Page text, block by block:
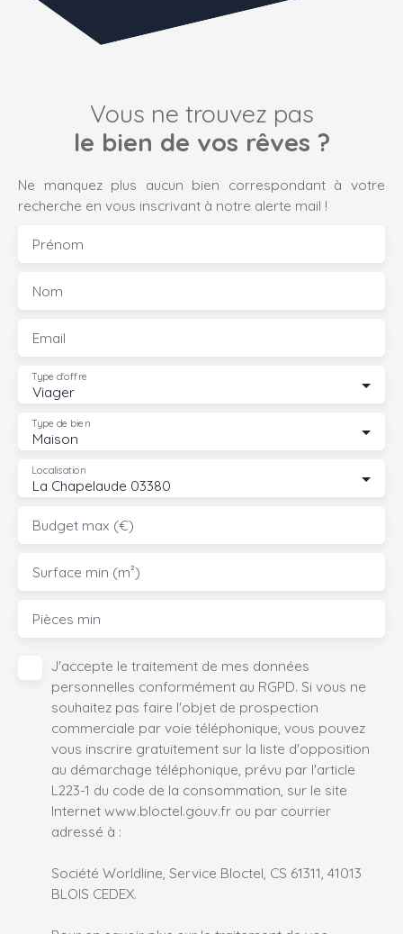
Vous ne trouvez pas
le bien de vos rêves ?
Ne manquez plus aucun bien correspondant à votre
recherche en vous inscrivant à notre alerte mail !
Prénom
Nom
Email
Viager
Type d'offre
Maison
Type de bien
La Chapelaude 03380
Localisation
Budget max (€)
Surface min (m²)
Pièces min
J'accepte le traitement de mes données
personnelles conformément au RGPD. Si vous ne
souhaitez pas faire l'objet de prospection
commerciale par voie téléphonique, vous pouvez
vous inscrire gratuitement sur la liste d'opposition
au démarchage téléphonique, prévu par l'article
L223-1 du code de la consommation, sur le site
Internet www.bloctel.gouv.fr ou par courrier
adressé à :
Société Worldline, Service Bloctel, CS 61311, 41013
BLOIS CEDEX.